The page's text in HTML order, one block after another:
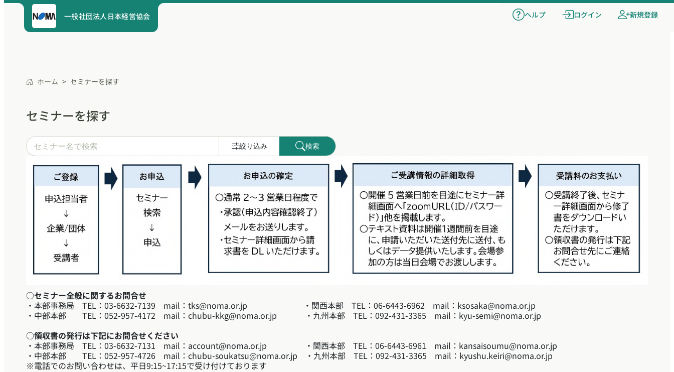
一般社団法人日本経営協会 ヘルプ ログイン 新規登録
ホーム セミナーを探す
セミナーを探す
絞り込み 検索
○セミナー全般に関するお問合せ
・本部事務局 TEL：03-6632-7139 mail：tks@noma.or.jp ・関西本部 TEL：06-6443-6962 mail：ksosaka@noma.or.jp
・中部本部 TEL：052-957-4172 mail：chubu-kkg@noma.or.jp ・九州本部 TEL：092-431-3365 mail：kyu-semi@noma.or.jp
○領収書の発行は下記にお問合せください
・本部事務局 TEL：03-6632-7131 mail：account@noma.or.jp ・関西本部 TEL：06-6443-6961 mail：kansaisoumu@noma.or.jp
・中部本部 TEL：052-957-4726 mail：chubu-soukatsu@noma.or.jp ・九州本部 TEL：092-431-3365 mail：kyushu.keiri@noma.or.jp
※電話でのお問い合わせは、平日9:15~17:15で受け付けております